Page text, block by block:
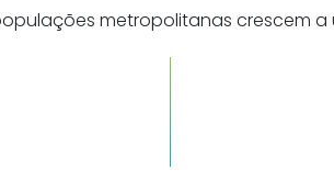
metropolitanas crescem a